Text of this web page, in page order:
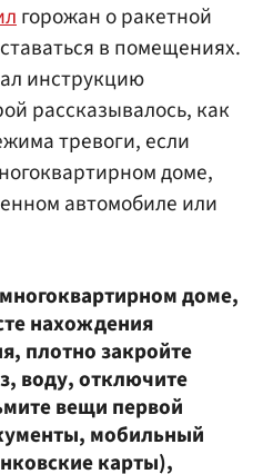
горожан о ракетной
в помещениях.
инструкцию
рассказывалось, как
тревоги, если
доме,
автомобиле или
доме,
нахождения
плотно закройте
воду, отключите
вещи первой
мобильный
карты),